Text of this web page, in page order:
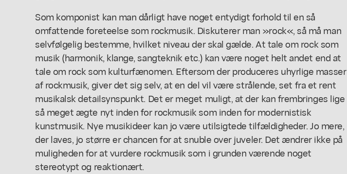
Som komponist kan man dårligt have noget entydigt forhold til en så
omfattende foreteelse som rockmusik. Diskuterer man »rock«, så må man
selvfølgelig bestemme, hvilket niveau der skal gælde. At tale om rock som
musik (harmonik, klange, sangteknik etc.) kan være noget helt andet end at
tale om rock som kulturfænomen. Eftersom der produceres uhyrlige masser
af rockmusik, giver det sig selv, at en del vil være strålende, set fra et rent
musikalsk detailsynspunkt. Det er meget muligt, at der kan frembringes lige
så meget ægte nyt inden for rockmusik som inden for modernistisk
kunstmusik. Nye musikideer kan jo være utilsigtede tilfældigheder. Jo mere,
der laves, jo større er chancen for at snuble over juveler. Det ændrer ikke på
muligheden for at vurdere rockmusik som i grunden værende noget
stereotypt og reaktionært.